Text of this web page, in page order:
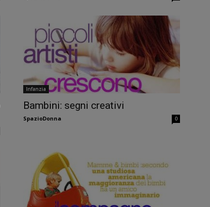
Infanzia
Bambini: segni creativi
SpazioDonna 0